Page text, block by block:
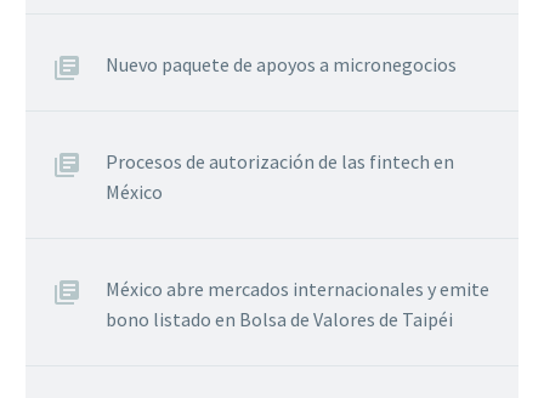
Nuevo paquete de apoyos a micronegocios
Procesos de autorización de las fintech en
México
México abre mercados internacionales y emite
bono listado en Bolsa de Valores de Taipéi